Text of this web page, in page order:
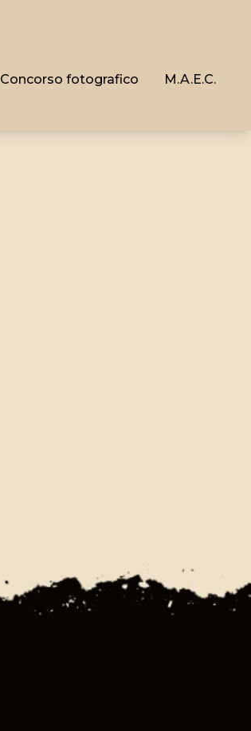
Concorso fotografico M.A.E.C.